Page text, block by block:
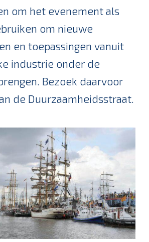
om het evenement als
om nieuwe
en toepassingen vanuit
industrie onder de
Bezoek daarvoor
de Duurzaamheidsstraat.